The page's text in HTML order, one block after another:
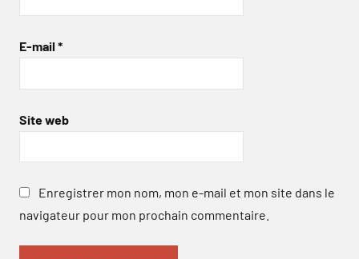
E-mail *
Site web
Enregistrer mon nom, mon e-mail et mon site dans le
navigateur pour mon prochain commentaire.